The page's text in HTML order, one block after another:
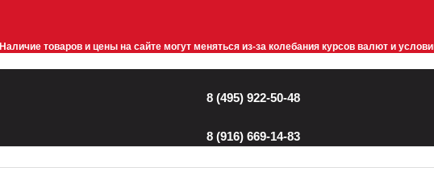
Наличие товаров и цены на сайте могут меняться из-за колебания курсов валют и
8 (495) 922-50-48
8 (916) 669-14-83